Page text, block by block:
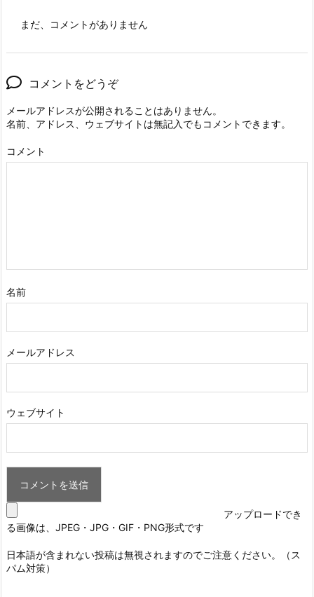
まだ、コメントがありません
コメントをどうぞ
メールアドレスが公開されることはありません。
名前、アドレス、ウェブサイトは無記入でもコメントできます。
コメント
名前
メールアドレス
ウェブサイト
アップロードでき
る画像は、JPEG・JPG・GIF・PNG形式です
日本語が含まれない投稿は無視されますのでご注意ください。（ス
パム対策）